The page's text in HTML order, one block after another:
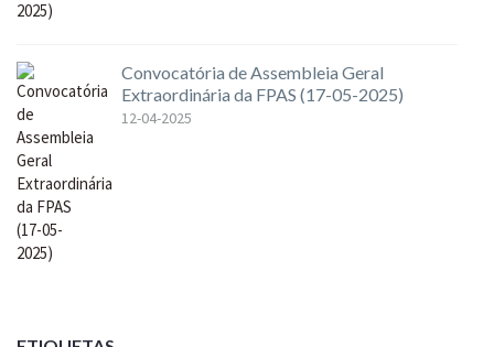
Convocatória de Assembleia Geral
Extraordinária da FPAS (17-05-2025)
12-04-2025